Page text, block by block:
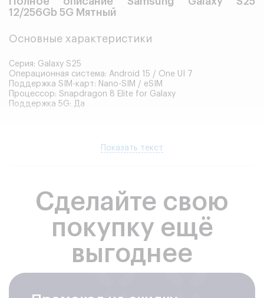
12/256Gb 5G Мятный
Основные характеристики
Серия: Galaxy S25
Операционная система: Android 15 / One UI 7
Поддержка SIM-карт: Nano-SIM / eSIM
Процессор: Snapdragon 8 Elite for Galaxy
Поддержка 5G: Да
Материал корпуса: стекло / Armor Aluminum
Защита от воды и пыли: IP68
Coralred и другие
Показать текст
Сделайте свою
покупку ещё
выгоднее